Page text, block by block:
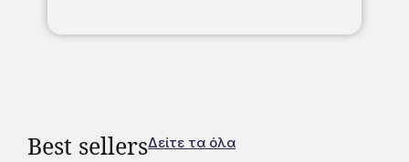
Best sellersΔείτε τα όλα